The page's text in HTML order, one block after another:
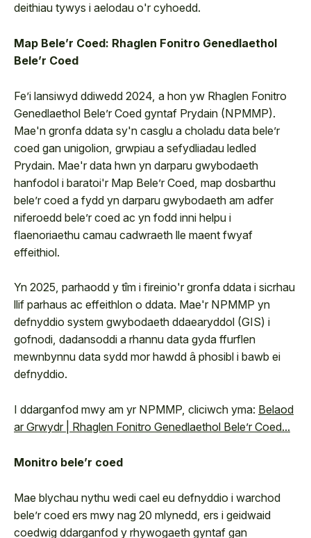
deithiau tywys i aelodau o'r cyhoedd.
Map Bele’r Coed: Rhaglen Fonitro Genedlaethol
Bele’r Coed
Fe’i lansiwyd ddiwedd 2024, a hon yw Rhaglen Fonitro
Genedlaethol Bele’r Coed gyntaf Prydain (NPMMP).
Mae'n gronfa ddata sy'n casglu a choladu data bele’r
coed gan unigolion, grwpiau a sefydliadau ledled
Prydain. Mae'r data hwn yn darparu gwybodaeth
hanfodol i baratoi'r Map Bele’r Coed, map dosbarthu
bele’r coed a fydd yn darparu gwybodaeth am adfer
niferoedd bele’r coed ac yn fodd inni helpu i
flaenoriaethu camau cadwraeth lle maent fwyaf
effeithiol.
Yn 2025, parhaodd y tîm i fireinio'r gronfa ddata i sicrhau
llif parhaus ac effeithlon o ddata. Mae'r NPMMP yn
defnyddio system gwybodaeth ddaearyddol (GIS) i
gofnodi, dadansoddi a rhannu data gyda ffurflen
mewnbynnu data sydd mor hawdd â phosibl i bawb ei
defnyddio.
I ddarganfod mwy am yr NPMMP, cliciwch yma: Belaod
ar Grwydr | Rhaglen Fonitro Genedlaethol Bele’r Coed...
Monitro bele’r coed
Mae blychau nythu wedi cael eu defnyddio i warchod
bele’r coed ers mwy nag 20 mlynedd, ers i geidwaid
coedwig ddarganfod y rhywogaeth gyntaf gan